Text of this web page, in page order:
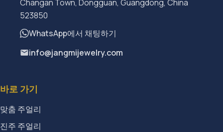
Changan Town, Dongguan, Guangdong, China
523850
WhatsApp에서 채팅하기
info@jangmijewelry.com
바로 가기
맞춤 주얼리
진주 주얼리